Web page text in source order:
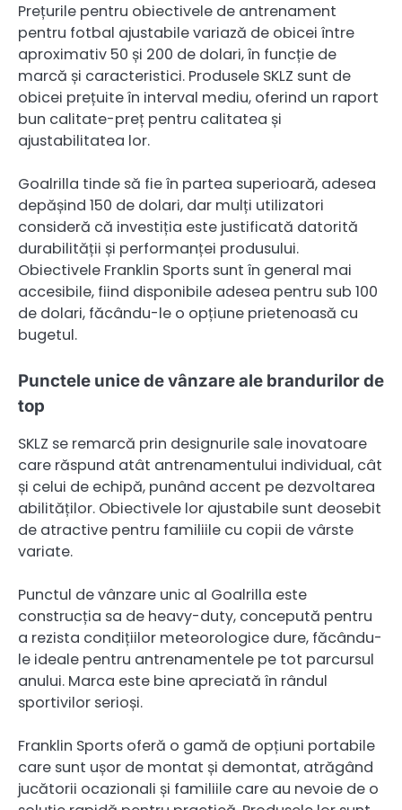
Prețurile pentru obiectivele de antrenament
pentru fotbal ajustabile variază de obicei între
aproximativ 50 și 200 de dolari, în funcție de
marcă și caracteristici. Produsele SKLZ sunt de
obicei prețuite în interval mediu, oferind un raport
bun calitate-preț pentru calitatea și
ajustabilitatea lor.
Goalrilla tinde să fie în partea superioară, adesea
depășind 150 de dolari, dar mulți utilizatori
consideră că investiția este justificată datorită
durabilității și performanței produsului.
Obiectivele Franklin Sports sunt în general mai
accesibile, fiind disponibile adesea pentru sub 100
de dolari, făcându-le o opțiune prietenoasă cu
bugetul.
Punctele unice de vânzare ale brandurilor de
top
SKLZ se remarcă prin designurile sale inovatoare
care răspund atât antrenamentului individual, cât
și celui de echipă, punând accent pe dezvoltarea
abilităților. Obiectivele lor ajustabile sunt deosebit
de atractive pentru familiile cu copii de vârste
variate.
Punctul de vânzare unic al Goalrilla este
construcția sa de heavy-duty, concepută pentru
a rezista condițiilor meteorologice dure, făcându-
le ideale pentru antrenamentele pe tot parcursul
anului. Marca este bine apreciată în rândul
sportivilor serioși.
Franklin Sports oferă o gamă de opțiuni portabile
care sunt ușor de montat și demontat, atrăgând
jucătorii ocazionali și familiile care au nevoie de o